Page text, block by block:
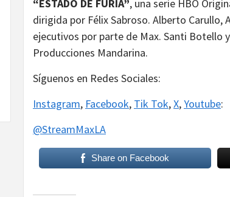
“ESTADO DE FURIA”, una serie HBO
dirigida por Félix Sabroso. Alberto Carullo,
ejecutivos por parte de Max. Santi Botello
Producciones Mandarina.
Síguenos en Redes Sociales:
Instagram, Facebook, Tik Tok,X,Youtube:
@StreamMaxLA
Share on Facebook